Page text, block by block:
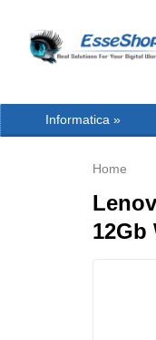
Informatica»
Home
12Gb